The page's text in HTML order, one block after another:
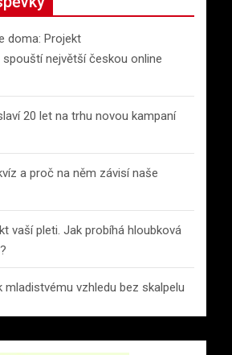
doma: Projekt
největší českou online
20 let na trhu novou kampaní
a proč na něm závisí naše
vaší pleti. Jak probíhá hloubková
vzhledu bez skalpelu